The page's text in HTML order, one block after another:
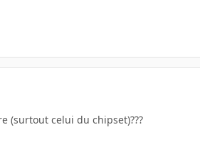
(surtout celui du chipset)???